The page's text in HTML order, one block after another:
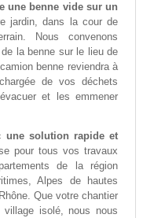
une benne vide sur un
jardin, dans la cour de
Nous convenons
la benne sur le lieu de
benne reviendra à
de vos déchets
et les emmener
une solution rapide et
pour tous vos travaux
de la région
Alpes de hautes
Que votre chantier
isolé, nous nous